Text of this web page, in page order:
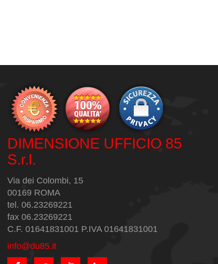
DIMENSIONE UFFICIO 85
S.r.l.
Via dei Colombi, 15
00169 ROMA
tel. 06.23269221
fax 06.23269221
C.F. 01641831001 P.IVA 01641831001
info@du85.it